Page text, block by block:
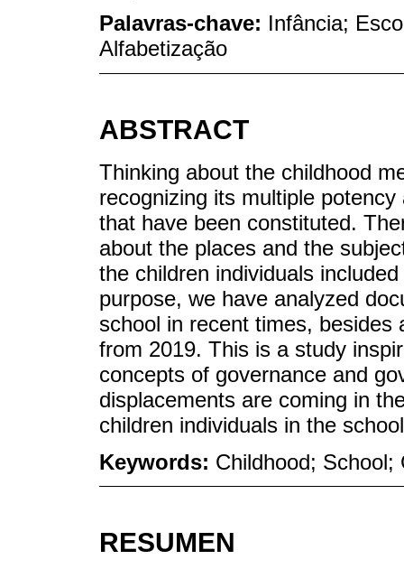
Palavras-chave: Infância;
Alfabetização
ABSTRACT
Thinking about the childhood
recognizing its multiple
that have been constituted.
about the places and the
the children individuals
purpose, we have analyzed
school in recent times, besides
from 2019. This is a study
concepts of governance and
displacements are coming in
children individuals in the
Keywords: Childhood;
RESUMEN